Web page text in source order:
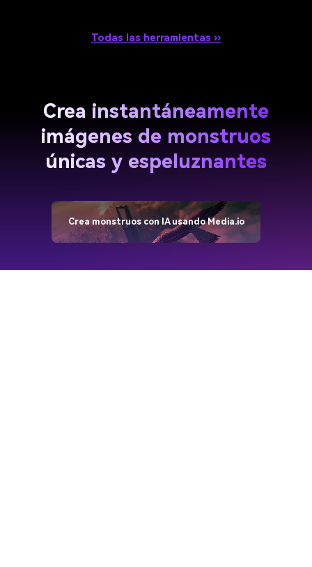
Todas las herramientas ››
Crea instantáneamente
imágenes de monstruos
únicas y espeluznantes
Crea monstruos con IA usando Media.io